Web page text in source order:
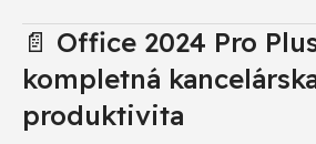
📄 Office 2024 Pro
kompletná
produktivita